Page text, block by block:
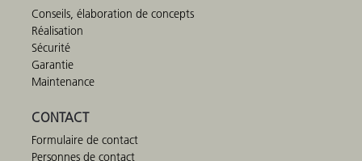
Conseils, élaboration de concepts
Réalisation
Sécurité
Garantie
Maintenance
CONTACT
Formulaire de contact
Personnes de contact